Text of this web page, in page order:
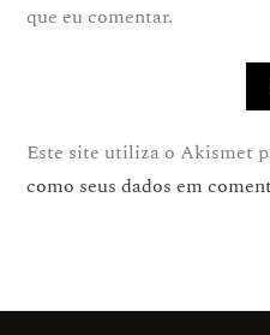
que eu comentar.
Este site utiliza o Akismet
como seus dados em